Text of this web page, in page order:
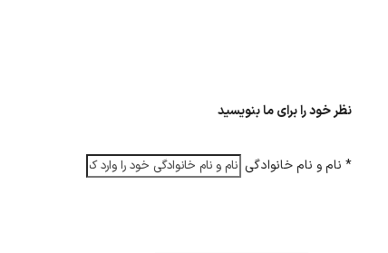
نظر خود را برای ما بنویسید
* نام و نام خانوادگی